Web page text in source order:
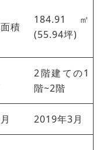
積
184.91㎡
(55.94坪)
2階建ての1
階~2階
2019年3月